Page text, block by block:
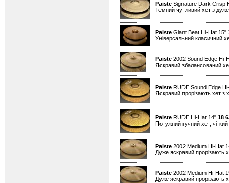
Paiste Signature Dark Crisp
Темний чутливий хет з
Paiste Giant Beat Hi-Hat 15"
Універсальний класичний
Paiste 2002 Sound Edge Hi-
Яскравий збалансований
Paiste RUDE Sound Edge
Яскравий прорізають хет з
Paiste RUDE Hi-Hat 14" 18
Потужний гучний хет,
Paiste 2002 Medium Hi-Hat
Дуже яскравий прорізають
Paiste 2002 Medium Hi-Hat
Дуже яскравий прорізають